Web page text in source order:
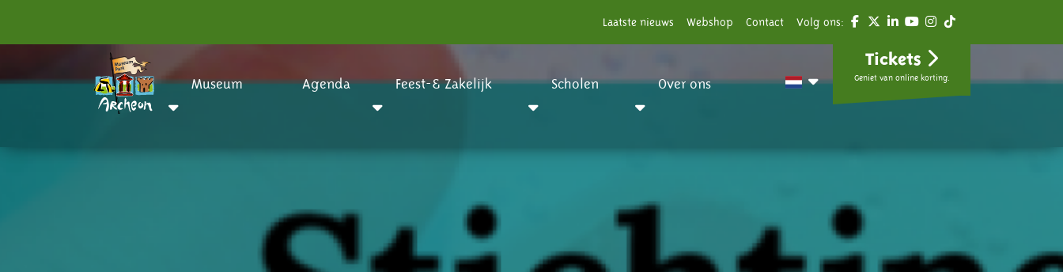
Laatste nieuws Webshop Contact Volg ons:
Museum Agenda Feest-& Zakelijk Scholen Over ons
Tickets
Geniet van online korting.